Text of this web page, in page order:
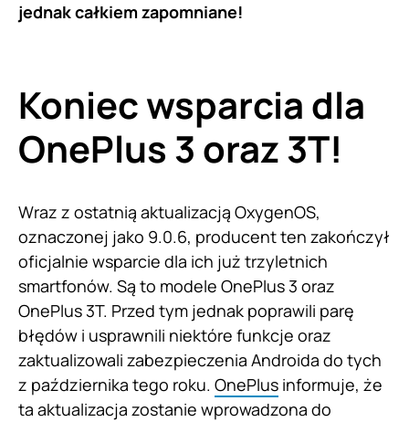
jednak całkiem zapomniane!
Koniec wsparcia dla
OnePlus 3 oraz 3T!
Wraz z ostatnią aktualizacją OxygenOS,
oznaczonej jako 9.0.6, producent ten zakończył
oficjalnie wsparcie dla ich już trzyletnich
smartfonów. Są to modele OnePlus 3 oraz
OnePlus 3T. Przed tym jednak poprawili parę
błędów i usprawnili niektóre funkcje oraz
zaktualizowali zabezpieczenia Androida do tych
z października tego roku. OnePlus informuje, że
ta aktualizacja zostanie wprowadzona do